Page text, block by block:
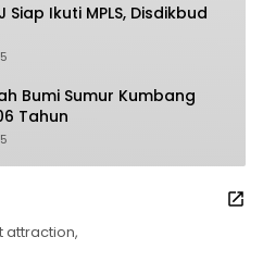
Ikuti MPLS, Disdikbud
5
Bumi Sumur Kumbang
Tahun
5
attraction,